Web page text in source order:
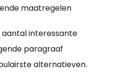
maatregelen
interessante
paragraaf
alternatieven.